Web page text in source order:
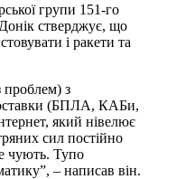
групи 151-го
стверджує, що
і ракети та
проблем) з
(БПЛА, КАБи,
який нівелює
сил постійно
чують. Тупо
– написав він.